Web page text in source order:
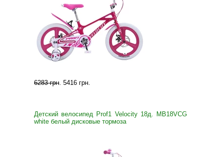
6283 грн. 5416 грн.
Детский велосипед Prof1 Velocity 18д. MB18VCG
white белый дисковые тормоза